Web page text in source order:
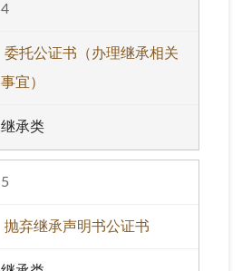
4
委托公证书（办理继承相关
事宜）
继承类
5
抛弃继承声明书公证书